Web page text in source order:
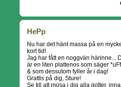
HePp
Nu har det hänt massa på en
kort tid!
Jag har fått en noggvän härinne...
är en liten plattenos som säger
& som dessutom fyller år i dag!
Grattis på dig, Sture!
Se till att mosa i dig alla gotter,